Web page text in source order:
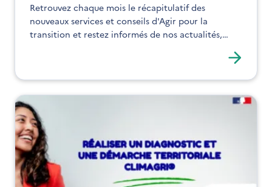
Retrouvez chaque mois le récapitulatif des
nouveaux services et conseils d'Agir pour la
transition et restez informés de nos actualités,